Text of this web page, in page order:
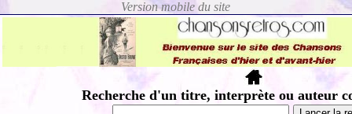
Recherche d'un titre, interprète ou auteur